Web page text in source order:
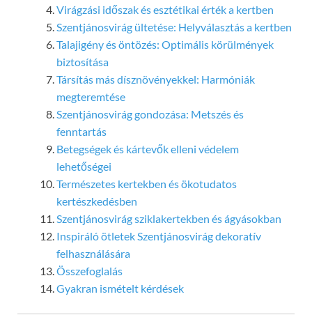
Virágzási időszak és esztétikai érték a kertben
Szentjánosvirág ültetése: Helyválasztás a kertben
Talajigény és öntözés: Optimális körülmények
biztosítása
Társítás más dísznövényekkel: Harmóniák
megteremtése
Szentjánosvirág gondozása: Metszés és
fenntartás
Betegségek és kártevők elleni védelem
lehetőségei
Természetes kertekben és ökotudatos
kertészkedésben
Szentjánosvirág sziklakertekben és ágyásokban
Inspiráló ötletek Szentjánosvirág dekoratív
felhasználására
Összefoglalás
Gyakran ismételt kérdések